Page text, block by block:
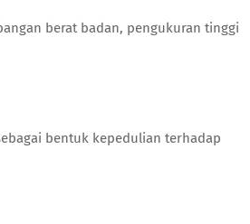
berat badan, pengukuran tinggi
bentuk kepedulian terhadap